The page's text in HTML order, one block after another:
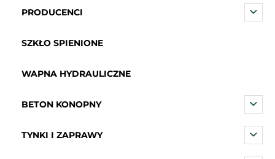
PRODUCENCI
SZKŁO SPIENIONE
WAPNA HYDRAULICZNE
BETON KONOPNY
TYNKI I ZAPRAWY